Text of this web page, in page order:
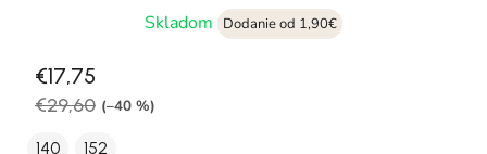
Skladom
Dodanie od 1,90€
€17,75
€29,60 (–40 %)
140 152